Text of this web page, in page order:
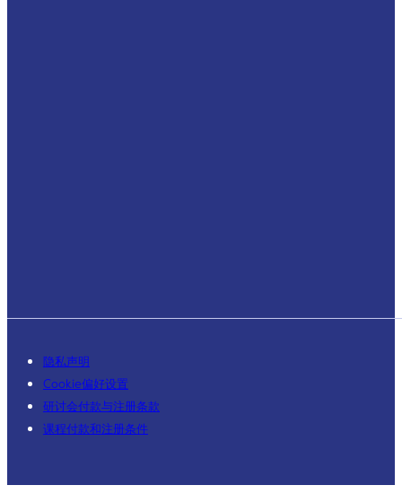
隐私声明
Cookie偏好设置
研讨会付款与注册条款
课程付款和注册条件